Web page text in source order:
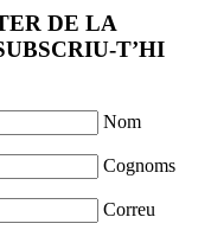
DE LA
T’HI
Nom
Cognoms
Correu